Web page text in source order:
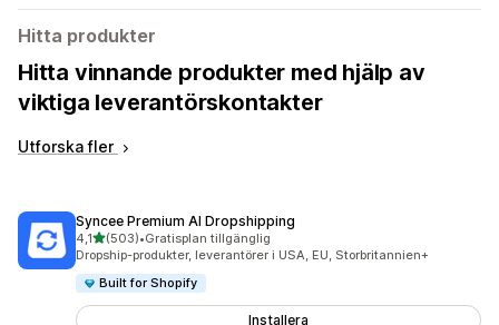
Hitta produkter
Hitta vinnande produkter med hjälp av
viktiga leverantörskontakter
Utforska fler
Syncee Premium AI Dropshipping
4,1av 5 stjärnor
(503)
503 recensioner totalt
•Gratisplan tillgänglig
Dropship-produkter, leverantörer i USA, EU, Storbritannien+
Built for Shopify
Installera